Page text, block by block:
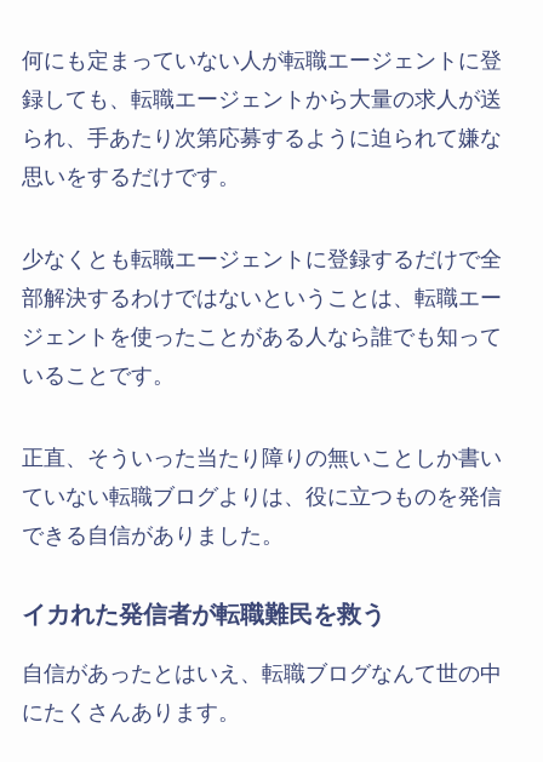
何にも定まっていない人が転職エージェントに登
録しても、転職エージェントから大量の求人が送
られ、手あたり次第応募するように迫られて嫌な
思いをするだけです。
少なくとも転職エージェントに登録するだけで全
部解決するわけではないということは、転職エー
ジェントを使ったことがある人なら誰でも知って
いることです。
正直、そういった当たり障りの無いことしか書い
ていない転職ブログよりは、役に立つものを発信
できる自信がありました。
イカれた発信者が転職難民を救う
自信があったとはいえ、転職ブログなんて世の中
にたくさんあります。